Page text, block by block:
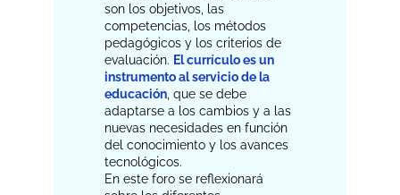
son los objetivos, las
competencias, los métodos
pedagógicos y los criterios de
evaluación. El currículo es un
instrumento al servicio de la
educación , que se debe
adaptarse a los cambios y a las
nuevas necesidades en función
del conocimiento y los avances
tecnológicos.
En este foro se reflexionará